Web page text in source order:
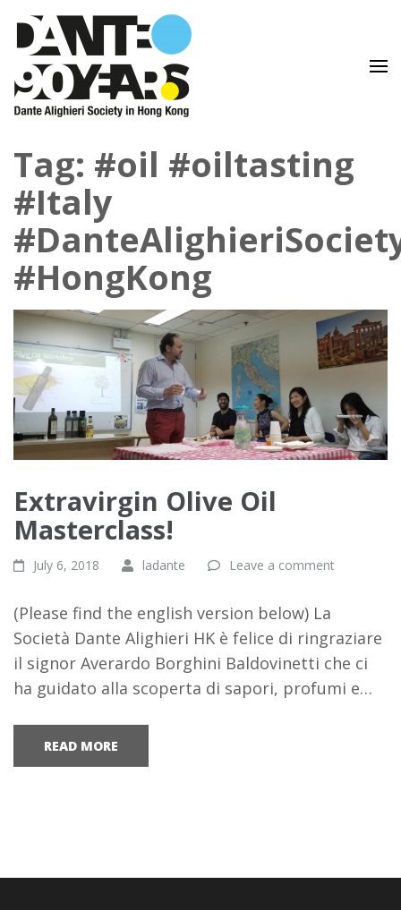
Hong Kong
Tag: #oil #oiltasting
#Italy
#HongKong
Extravirgin Olive Oil
Masterclass!
July 6, 2018 ladante Leave a comment
(Please find the english version below) La
Società Dante Alighieri HK è felice di ringraziare
il signor Averardo Borghini Baldovinetti che ci
ha guidato alla scoperta di sapori, profumi e…
READ MORE